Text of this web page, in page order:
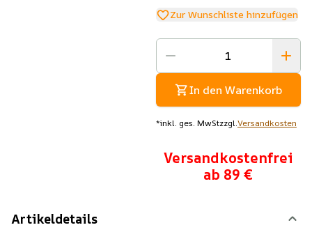
Zur Wunschliste hinzufügen
In den Warenkorb
*inkl. ges. MwStzzgl.Versandkosten
Versandkostenfrei
ab 89 €
Artikeldetails